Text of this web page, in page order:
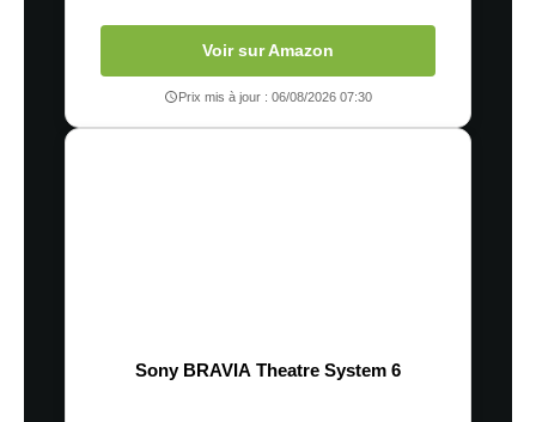
Voir sur Amazon
Prix mis à jour : 06/08/2026 07:30
Sony BRAVIA Theatre System 6